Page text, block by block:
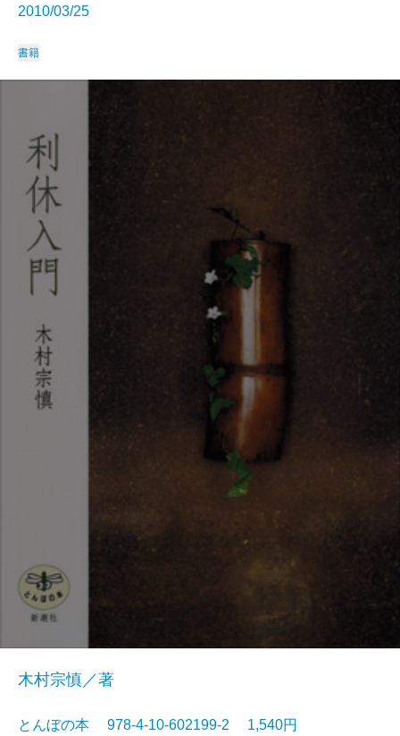
2010/03/25
書籍
木村宗慎／著
とんぼの本 978-4-10-602199-2 1,540円